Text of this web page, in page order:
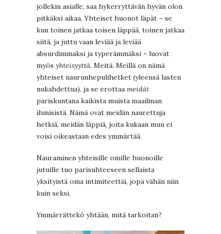
jollekin asialle, saa hykerryttävän hyvän olon
pitkäksi aikaa. Yhteiset huonot läpät – se
kun toinen jatkaa toisen läppää, toinen jatkaa
siitä, ja juttu vaan leviää ja leviää
absurdimmaksi ja typerämmäksi – luovat
myös yhteisyyttä. Meitä. Meillä on nämä
yhteiset naurunhepulihetket (yleensä lasten
nukahdettua), ja se erottaa meidät
pariskuntana kaikista muista maailman
ihmisistä. Nämä ovat meidän naurettuja
hetkiä, meidän läppiä, joita kukaan muu ei
voisi oikeastaan edes ymmärtää.
Nauraminen yhteisille omille huonoille
jutuille tuo parisuhteeseen sellaista
yksityistä oma intimiteettiä, jopa vähän niin
kuin seksi.
Ymmärrättekö yhtään, mitä tarkoitan?